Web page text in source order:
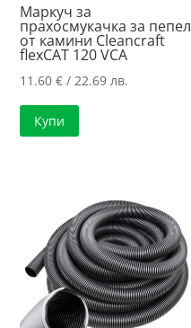
Маркуч за
прахосмукачка за пепел
от камини Cleancraft
flexCAT 120 VCA
11.60€ / 22.69 лв.
Купи